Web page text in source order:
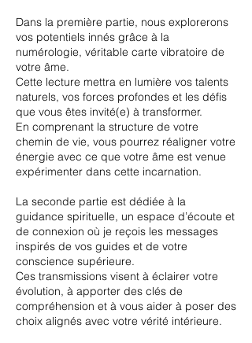
Dans la première partie, nous explorerons
vos potentiels innés grâce à la
numérologie, véritable carte vibratoire de
votre âme.
Cette lecture mettra en lumière vos talents
naturels, vos forces profondes et les défis
que vous êtes invité(e) à transformer.
En comprenant la structure de votre
chemin de vie, vous pourrez réaligner votre
énergie avec ce que votre âme est venue
expérimenter dans cette incarnation.
La seconde partie est dédiée à la
guidance spirituelle, un espace d’écoute et
de connexion où je reçois les messages
inspirés de vos guides et de votre
conscience supérieure.
Ces transmissions visent à éclairer votre
évolution, à apporter des clés de
compréhension et à vous aider à poser des
choix alignés avec votre vérité intérieure.